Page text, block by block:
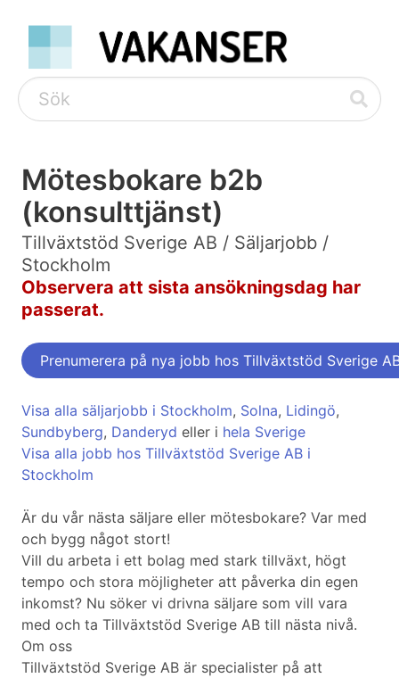
Mötesbokare b2b
(konsulttjänst)
Tillväxtstöd Sverige AB / Säljarjobb /
Stockholm
Observera att sista ansökningsdag har
passerat.
Prenumerera på nya jobb hos Tillväxtstöd Sverige
Visa alla säljarjobb i Stockholm, Solna, Lidingö,
Sundbyberg, Danderyd eller i hela Sverige
Visa alla jobb hos Tillväxtstöd Sverige AB i
Stockholm
Är du vår nästa säljare eller mötesbokare? Var med
och bygg något stort!
Vill du arbeta i ett bolag med stark tillväxt, högt
tempo och stora möjligheter att påverka din egen
inkomst? Nu söker vi drivna säljare som vill vara
med och ta Tillväxtstöd Sverige AB till nästa nivå.
Om oss
Tillväxtstöd Sverige AB är specialister på att